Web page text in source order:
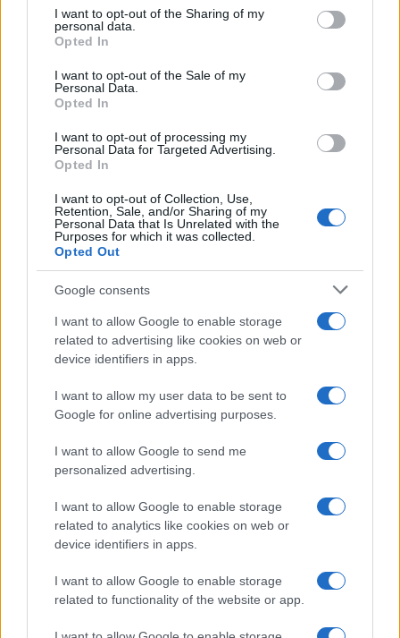
I want to opt-out of the Sharing of my
personal data.
Opted In
I want to opt-out of the Sale of my
Personal Data.
Opted In
I want to opt-out of processing my
Personal Data for Targeted Advertising.
Opted In
I want to opt-out of Collection, Use,
Retention, Sale, and/or Sharing of my
Personal Data that Is Unrelated with the
Purposes for which it was collected.
Opted Out
Google consents
I want to allow Google to enable storage
related to advertising like cookies on web or
device identifiers in apps.
I want to allow my user data to be sent to
Google for online advertising purposes.
I want to allow Google to send me
personalized advertising.
I want to allow Google to enable storage
related to analytics like cookies on web or
device identifiers in apps.
I want to allow Google to enable storage
related to functionality of the website or app.
(per fortuna solo alcuni!) profili di noti sovranisti
per trovare (giova ribadirlo una volta di più: al di
là delle idee) questo approccio dogmatico e
sprezzante.Errore pesante
, che altri sovranisti
ragioni.
Perché un governo nascente può avere presto
un momento difficile, e non è il caso di trovarsi
senza sponde, senza interlocutori, senza alleati.
Anche le più grandi vittorie anti-establishment
si ottengono solo se abbracci e convinci un pezzo
della classe dirigente più sperimentata e credibile.
Il referendum Brexit fu vinto dal Leave quando
l’estremismo di Farage fu solo una delle voci in
campo, debitamente marginalizzata, mentre in
primo piano arrivarono i volti più seri e credibili
del mondo conservatore, thatcheriano, pro
mercato.
L’Inghilterra non è l’Italia, com’è noto